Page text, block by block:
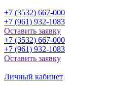
+7 (3532) 667-000
+7 (961) 932-1083
Оставить заявку
+7 (3532) 667-000
+7 (961) 932-1083
Оставить заявку
Личный кабинет